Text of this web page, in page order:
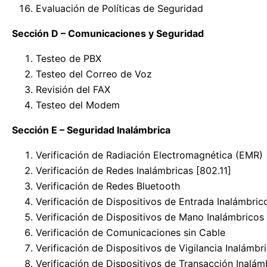
Evaluación de Políticas de Seguridad
Sección D – Comunicaciones y Seguridad
Testeo de PBX
Testeo del Correo de Voz
Revisión del FAX
Testeo del Modem
Sección E – Seguridad Inalámbrica
Verificación de Radiación Electromagnética (EMR)
Verificación de Redes Inalámbricas [802.11]
Verificación de Redes Bluetooth
Verificación de Dispositivos de Entrada
Verificación de Dispositivos de Mano Inalámbricos
Verificación de Comunicaciones sin Cable
Verificación de Dispositivos de Vigilancia
Verificación de Dispositivos de Transacción